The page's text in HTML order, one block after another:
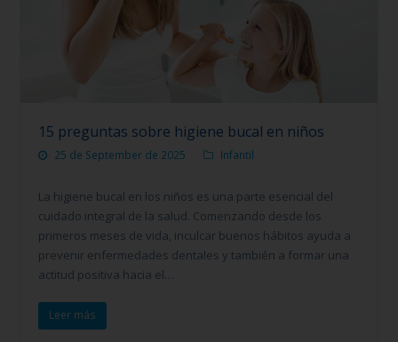
15 preguntas sobre higiene bucal en niños
25 de September de 2025 Infantil
La higiene bucal en los niños es una parte esencial del
cuidado integral de la salud. Comenzando desde los
primeros meses de vida, inculcar buenos hábitos ayuda a
prevenir enfermedades dentales y también a formar una
actitud positiva hacia el…
Leer más